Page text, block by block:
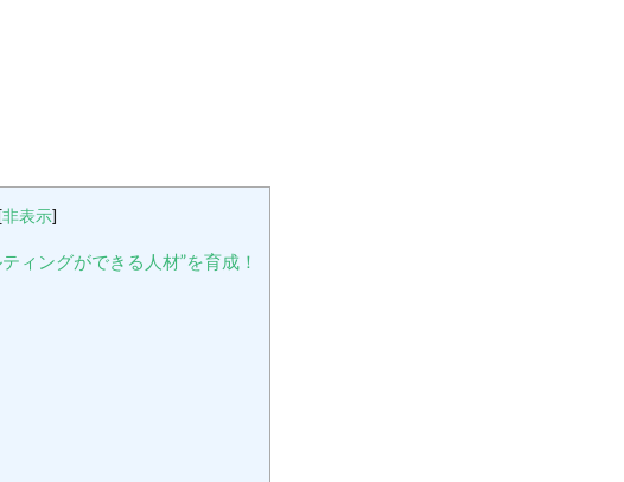
非表示]
ィングができる人材”を育成！